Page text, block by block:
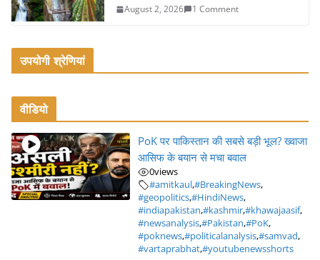
August 2, 2026 1 Comment
उपयोगी श्रेणियां
वीडियो
PoK पर पाकिस्तान की सबसे बड़ी भूल? ख्वाजा
आसिफ के बयान से मचा बवाल
0views
#amitkaul,#BreakingNews,
#geopolitics,#HindiNews,
#indiapakistan,#kashmir,#khawajaasif,
#newsanalysis,#Pakistan,#PoK,
#poknews,#politicalanalysis,#samvad,
#vartaprabhat,#youtubenewsshorts